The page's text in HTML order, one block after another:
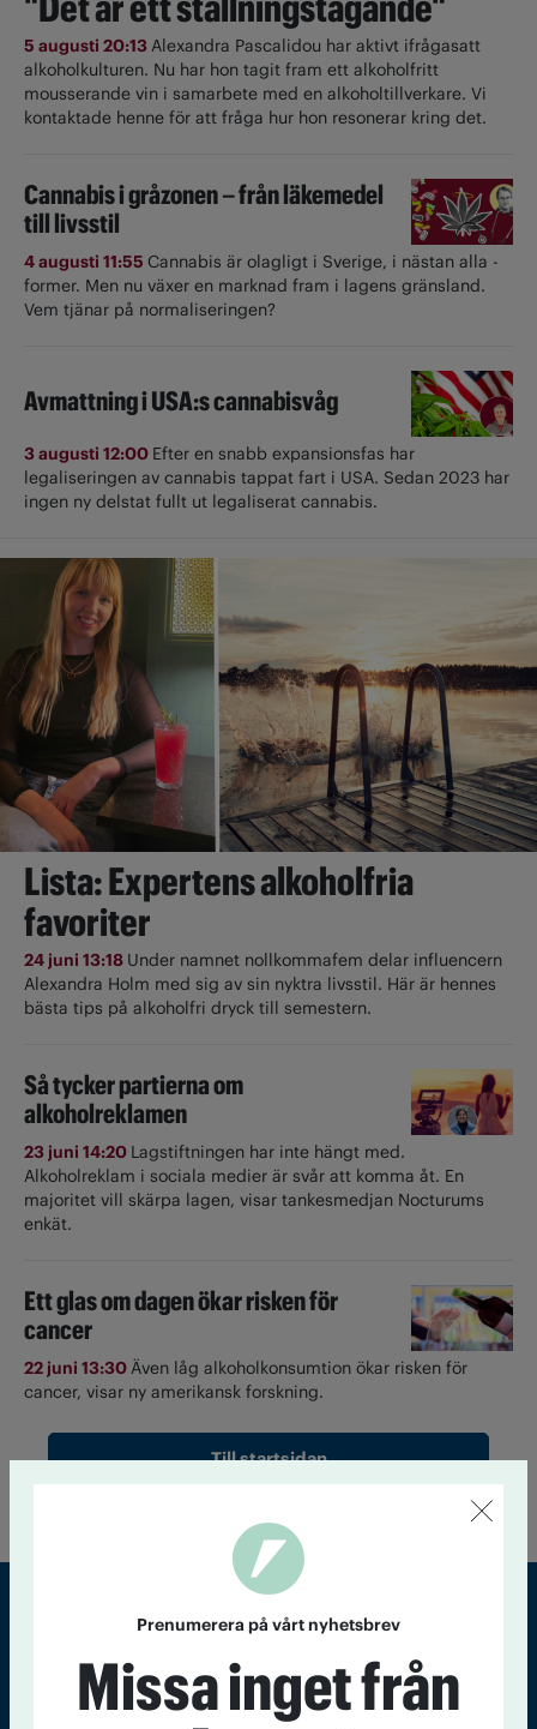
5 augusti 20:13Alexandra Pascalidou har aktivt ifrågasatt
alkoholkulturen. Nu har hon tagit fram ett alkoholfritt
mousserande vin i samarbete med en alkoholtillverkare. Vi
kontaktade henne för att fråga hur hon resonerar kring det.
Cannabis i gråzonen – från läkemedel
till livsstil
4 augusti 11:55 Cannabis är olagligt i ­Sverige, i nästan alla ­
former. Men nu växer en marknad fram i lagens gränsland.
Vem tjänar på normaliseringen?
Avmattning i USA:s cannabisvåg
3 augusti 12:00 Efter en snabb expansionsfas har
legaliseringen av cannabis tappat fart i USA. Sedan 2023 har
ingen ny delstat fullt ut ­legaliserat cannabis.
Lista: Expertens alkoholfria
favoriter
24 juni 13:18 Under namnet nollkommafem delar influencern
Alexandra Holm med sig av sin nyktra livsstil. Här är hennes
bästa tips på alkoholfri dryck till semestern.
Så tycker partierna om
alkoholreklamen
23 juni 14:20 Lagstiftningen har inte hängt med.
Alkoholreklam i sociala medier är svår att komma åt. En
majoritet vill skärpa lagen, visar tankesmedjan Nocturums
enkät.
Ett glas om dagen ökar risken för
cancer
22 juni 13:30Även låg alkoholkonsumtion ökar risken för
cancer, visar ny amerikansk forskning.
Till startsidan
Tidningen Accent, A4, Bondegatan 21, 116 33 Stockholm
Prenumerera på vårt nyhetsbrev
Missa inget från